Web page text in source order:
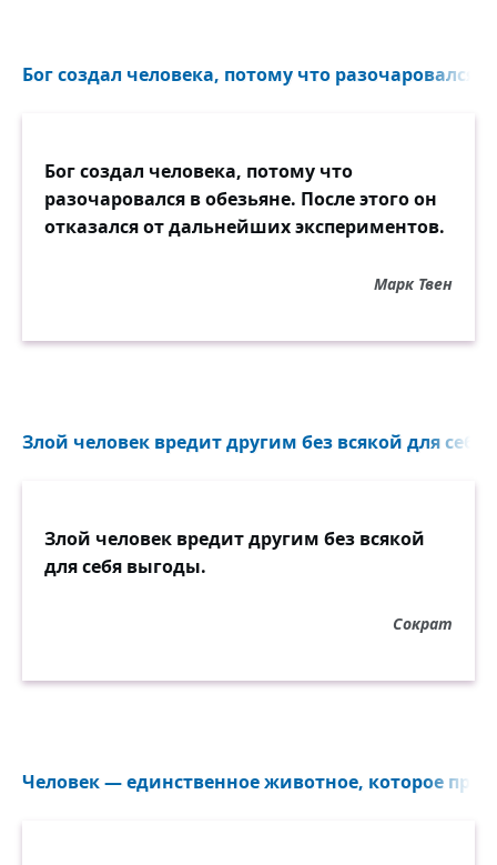
Бог создал человека, потому что разочаровался в
Бог создал человека, потому что
разочаровался в обезьяне. После этого он
отказался от дальнейших экспериментов.
Марк Твен
Злой человек вредит другим без всякой для
Злой человек вредит другим без всякой
для себя выгоды.
Сократ
Человек — единственное животное, которое